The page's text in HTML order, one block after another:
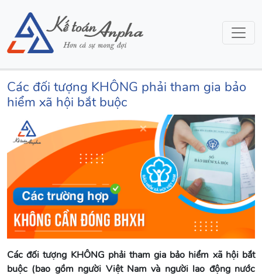
Các đối tượng KHÔNG phải tham gia bảo
hiểm xã hội bắt buộc
Các đối tượng KHÔNG phải tham gia bảo hiểm xã hội bắt
buộc (bao gồm người Việt Nam và người lao động nước